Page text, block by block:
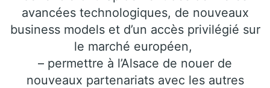
avancées technologiques, de nouveaux
business models et d’un accès privilégié sur
le marché européen,
– permettre à l’Alsace de nouer de
nouveaux partenariats avec les autres